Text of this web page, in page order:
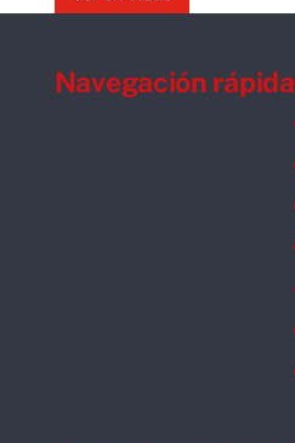
Navegación rápida